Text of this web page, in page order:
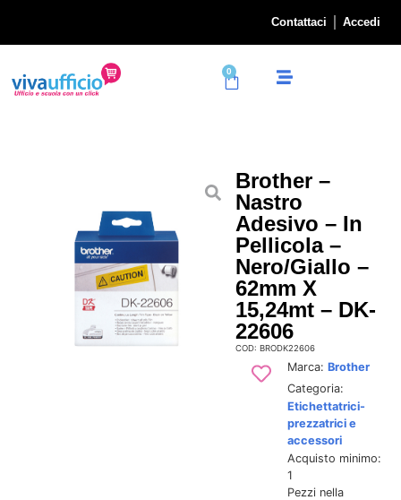
Contattaci Accedi
0
Brother –
Nastro
Adesivo – In
Pellicola –
Nero/Giallo –
62mm X
15,24mt – DK-
22606
COD: BRODK22606
Marca: Brother
Categoria:
Etichettatrici-
prezzatrici e
accessori
Acquisto minimo:
1
Pezzi nella